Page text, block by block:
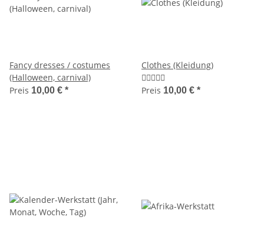
Fancy dresses / costumes
(Halloween, carnival)
Preis 10,00 € *
Clothes (Kleidung)
Preis 10,00 € *